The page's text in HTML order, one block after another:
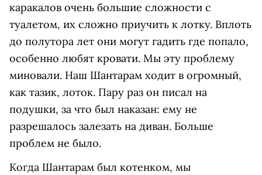
каракалов очень большие сложности с
туалетом, их сложно приучить к лотку. Вплоть
до полутора лет они могут гадить где попало,
особенно любят кровати. Мы эту проблему
миновали. Наш Шантарам ходит в огромный,
как тазик, лоток. Пару раз он писал на
подушки, за что был наказан: ему не
разрешалось залезать на диван. Больше
проблем не было.
Когда Шантарам был котенком, мы